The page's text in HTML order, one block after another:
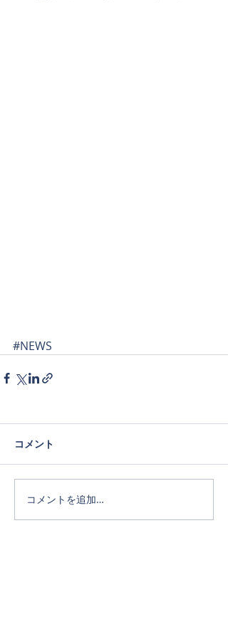
#NEWS
コメント
コメントを追加…